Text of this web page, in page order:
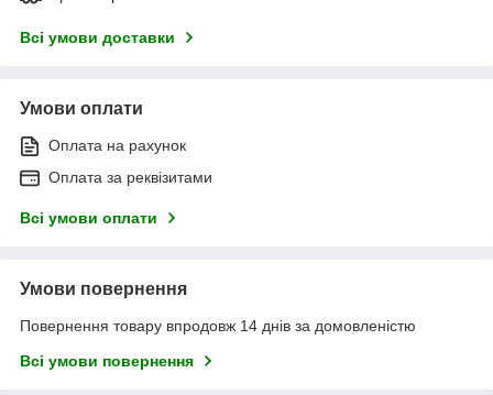
Всі умови доставки
Умови оплати
Оплата на рахунок
Оплата за реквізитами
Всі умови оплати
Умови повернення
Повернення товару впродовж 14 днів за домовленістю
Всі умови повернення